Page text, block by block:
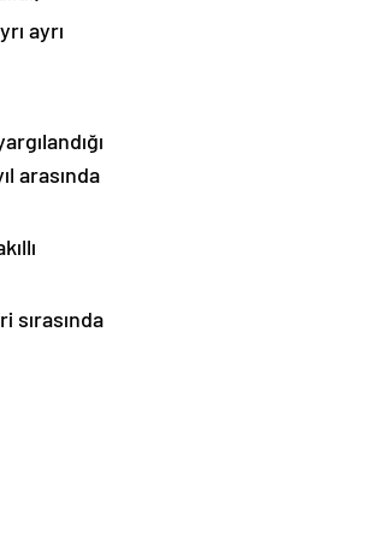
ayrı
arasında
sırasında